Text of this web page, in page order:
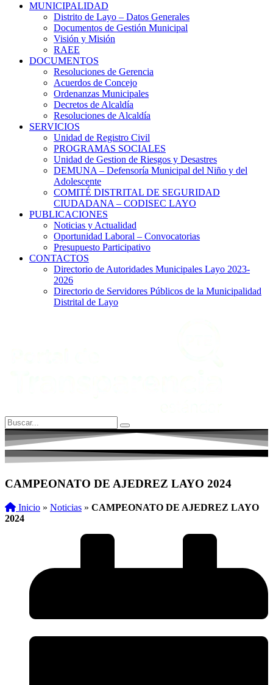
MUNICIPALIDAD
Distrito de Layo – Datos Generales
Documentos de Gestión Municipal
Visión y Misión
RAEE
DOCUMENTOS
Resoluciones de Gerencia
Acuerdos de Concejo
Ordenanzas Municipales
Decretos de Alcaldía
Resoluciones de Alcaldía
SERVICIOS
Unidad de Registro Civil
PROGRAMAS SOCIALES
Unidad de Gestion de Riesgos y Desastres
DEMUNA – Defensoría Municipal del Niño y del
Adolescente
COMITÉ DISTRITAL DE SEGURIDAD
CIUDADANA – CODISEC LAYO
PUBLICACIONES
Noticias y Actualidad
Oportunidad Laboral – Convocatorias
Presupuesto Participativo
CONTACTOS
Directorio de Autoridades Municipales Layo 2023-
2026
Directorio de Servidores Públicos de la Municipalidad
Distrital de Layo
CAMPEONATO DE AJEDREZ LAYO 2024
Inicio » Noticias » CAMPEONATO DE AJEDREZ LAYO
2024